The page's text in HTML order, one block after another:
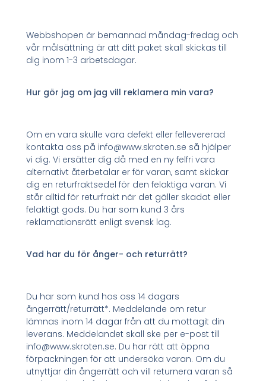
Webbshopen är bemannad måndag-fredag och
vår målsättning är att ditt paket skall skickas till
dig inom 1-3 arbetsdagar.
Hur gör jag om jag vill reklamera min vara?
Om en vara skulle vara defekt eller fellevererad
kontakta oss på info@www.skroten.se så hjälper
vi dig. Vi ersätter dig då med en ny felfri vara
alternativt återbetalar er för varan, samt skickar
dig en returfraktsedel för den felaktiga varan. Vi
står alltid för returfrakt när det gäller skadat eller
felaktigt gods. Du har som kund 3 års
reklamationsrätt enligt svensk lag.
Vad har du för ånger- och returrätt?
Du har som kund hos oss 14 dagars
ångerrätt/returrätt*. Meddelande om retur
lämnas inom 14 dagar från att du mottagit din
leverans. Meddelandet skall ske per e-post till
info@www.skroten.se. Du har rätt att öppna
förpackningen för att undersöka varan. Om du
utnyttjar din ångerrätt och vill returnera varan så